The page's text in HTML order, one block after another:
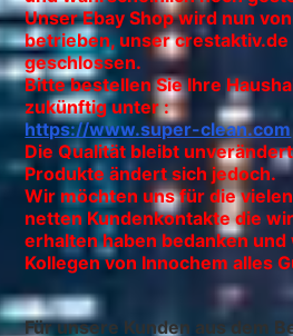
Unser Ebay Shop wird nun
betrieben, unser crestaktiv.de
geschlossen.
Bitte bestellen Sie Ihre
zukünftig unter :
https://www.super-clean.com
Die Qualität bleibt
Produkte ändert sich jedoch.
Wir möchten uns für die
netten Kundenkontakte die
erhalten haben bedanken
Kollegen von Innochem alles
Für unsere Kunden aus dem